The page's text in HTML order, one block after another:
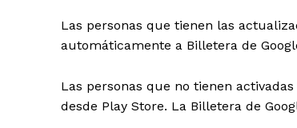
Las personas que tienen las
automáticamente a Billetera de
Las personas que no tienen
desde Play Store. La Billetera de